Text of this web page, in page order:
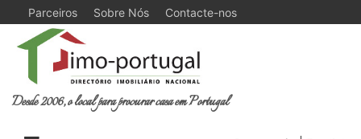
Parceiros Sobre Nós Contacte-nos
Desde 2006, o local para procurar casa em Portugal